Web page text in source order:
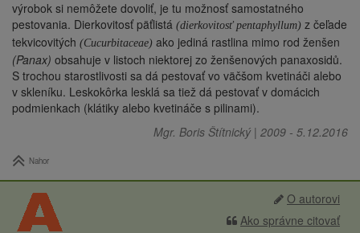
výrobok si nemôžete dovoliť, je tu možnosť samostatného
pestovania. Dierkovitosť päťlistá (dierkovitosť pentaphyllum) z čeľade
tekvicovitých (Cucurbitaceae) ako jediná rastlina mimo rod ženšen
(Panax) obsahuje v listoch niektorej zo ženšenových panaxosidů.
S trochou starostlivosti sa dá pestovať vo väčšom kvetináči alebo
v skleníku. Leskokôrka lesklá sa tiež dá pestovať v domácich
podmienkach (klátiky alebo kvetináče s pilinami).
Mgr. Boris Štítnický | 2009 - 5.12.2016
Nahor
O autorovi
Ako správne citovať